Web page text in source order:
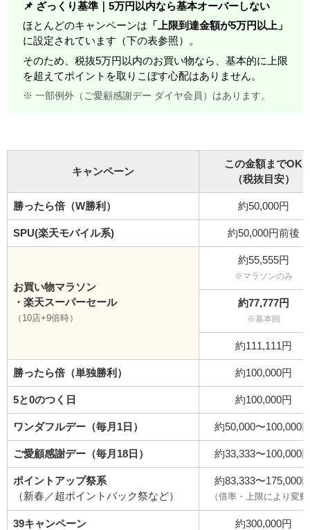
📌 ざっくり基準｜5万円以内なら基本オーバーしない
ほとんどのキャンペーンは 「上限到達金額が5万円以上」
に設定されています（下の表参照）。
そのため、税抜5万円以内のお買い物なら、基本的に上限
を超えてポイントを取りこぼす心配はありません。
※ 一部例外（ご愛顧感謝デー ダイヤ会員）はあります。
キャンペーン
この金額までOK
（税抜目安）
勝ったら倍（W勝利） 約50,000円
SPU(楽天モバイル系) 約50,000円前後
お買い物マラソン
・楽天スーパーセール
（10店+9倍時）
約55,555円
※マラソンのみ
約77,777円
※基本回
約111,111円
勝ったら倍（単独勝利） 約100,000円
5と0のつく日 約100,000円
ワンダフルデー（毎月1日） 約50,000〜100,000
ご愛顧感謝デー（毎月18日） 約33,333〜100,000
ポイントアップ祭系
（新春／超ポイントバック祭など）
約83,333〜175,000
（倍率・上限により変動
39キャンペーン 約300,000円